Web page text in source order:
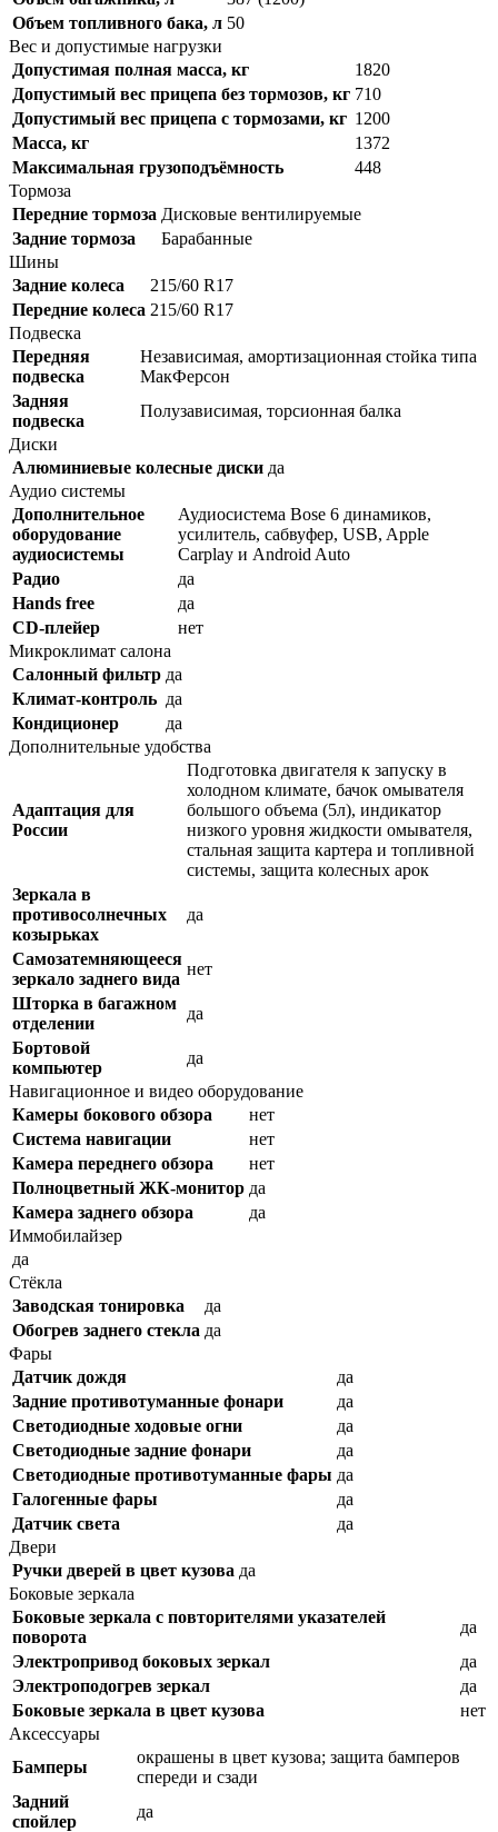
Объем топливного бака, л 50
Вес и допустимые нагрузки
Допустимая полная масса, кг
1820
Допустимый вес прицепа без тормозов, кг 710
Допустимый вес прицепа с тормозами, кг 1200
Масса, кг
1372
Максимальная грузоподъёмность
448
Тормоза
Передние тормоза Дисковые вентилируемые
Задние тормоза
Барабанные
Шины
Задние колеса
215/60 R17
Передние колеса 215/60 R17
Подвеска
Передняя
подвеска
Независимая, амортизационная стойка типа
МакФерсон
Задняя
подвеска
Полузависимая, торсионная балка
Диски
Алюминиевые колесные диски да
Аудио системы
Дополнительное
оборудование
аудиосистемы
Аудиосистема Bose 6 динамиков,
усилитель, сабвуфер, USB, Apple
Carplay и Android Auto
Радио
да
Hands free
да
CD-плейер
нет
Микроклимат салона
Салонный фильтр да
Климат-контроль да
Кондиционер
да
Дополнительные удобства
Адаптация для
России
Подготовка двигателя к запуску в
холодном климате, бачок омывателя
большого объема (5л), индикатор
низкого уровня жидкости омывателя,
стальная защита картера и топливной
системы, защита колесных арок
Зеркала в
противосолнечных
козырьках
да
Самозатемняющееся
зеркало заднего вида
нет
Шторка в багажном
отделении
да
Бортовой
компьютер
да
Навигационное и видео оборудование
Камеры бокового обзора
нет
Система навигации
нет
Камера переднего обзора
нет
Полноцветный ЖК-монитор да
Камера заднего обзора
да
Иммобилайзер
да
Стёкла
Заводская тонировка
да
Обогрев заднего стекла да
Фары
Датчик дождя
да
Задние противотуманные фонари
да
Светодиодные ходовые огни
да
Cветодиодные задние фонари
да
Светодиодные противотуманные фары да
Галогенные фары
да
Датчик света
да
Двери
Ручки дверей в цвет кузова да
Боковые зеркала
Боковые зеркала с повторителями указателей
поворота
да
Электропривод боковых зеркал
да
Электроподогрев зеркал
да
Боковые зеркала в цвет кузова
нет
Аксессуары
Бамперы
окрашены в цвет кузова; защита бамперов
спереди и сзади
Задний
спойлер
да